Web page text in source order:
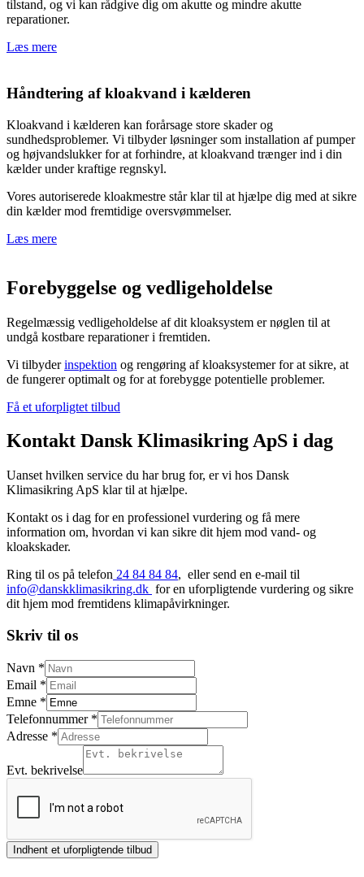
tilstand, og vi kan rådgive dig om akutte og mindre akutte
reparationer.
Læs mere
Håndtering af kloakvand i kælderen
Kloakvand i kælderen kan forårsage store skader og
sundhedsproblemer. Vi tilbyder løsninger som installation af pumper
og højvandslukker for at forhindre, at kloakvand trænger ind i din
kælder under kraftige regnskyl.
Vores autoriserede kloakmestre står klar til at hjælpe dig med at sikre
din kælder mod fremtidige oversvømmelser.
Læs mere
Forebyggelse og vedligeholdelse
Regelmæssig vedligeholdelse af dit kloaksystem er nøglen til at
undgå kostbare reparationer i fremtiden.
Vi tilbyderinspektion og rengøring af kloaksystemer for at sikre, at
de fungerer optimalt og for at forebygge potentielle problemer.
Få et uforpligtet tilbud
Kontakt Dansk Klimasikring ApS i dag
Uanset hvilken service du har brug for, er vi hos Dansk
Klimasikring ApS klar til at hjælpe.
Kontakt os i dag for en professionel vurdering og få mere
information om, hvordan vi kan sikre dit hjem mod vand- og
kloakskader.
Ring til os på telefon 24 84 84 84, eller send en e-mail til
info@danskklimasikring.dk for en uforpligtende vurdering og sikre
dit hjem mod fremtidens klimapåvirkninger.
Skriv til os
Navn *
Email *
Emne *
Telefonnummer *
Adresse *
Evt. bekrivelse
Indhent et uforpligtende tilbud